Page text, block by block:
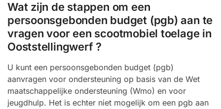
Wat zijn de stappen om een
persoonsgebonden budget (pgb) aan te
vragen voor een scootmobiel toelage in
Ooststellingwerf ?
U kunt een persoonsgebonden budget (pgb)
aanvragen voor ondersteuning op basis van de Wet
maatschappelijke ondersteuning (Wmo) en voor
jeugdhulp. Het is echter niet mogelijk om een pgb aan